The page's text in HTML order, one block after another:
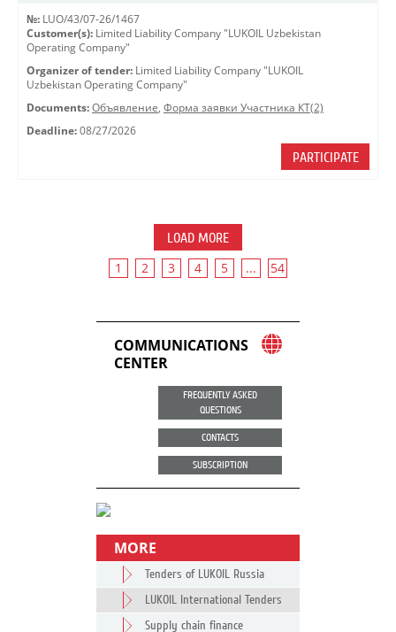
№: LUO/43/07-26/1467
Customer(s): Limited Liability Company "LUKOIL Uzbekistan
Operating Company"
Organizer of tender: Limited Liability Company "LUKOIL
Uzbekistan Operating Company"
Documents: Объявление, Форма заявки Участника КТ(2)
Deadline: 08/27/2026
PARTICIPATE
LOAD MORE
1 2 3 4 5 ... 54
COMMUNICATIONS
CENTER
FREQUENTLY ASKED
QUESTIONS
CONTACTS
SUBSCRIPTION
MORE
Tenders of LUKOIL Russia
LUKOIL International Tenders
Supply chain finance